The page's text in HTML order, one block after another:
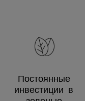
Постоянные
инвестиции в